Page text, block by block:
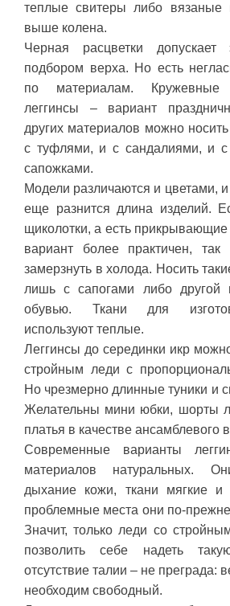
теплые свитеры либо вязаные
выше колена.
Черная расцветки допускает
подбором верха. Но есть
по материалам.
леггинсы – вариант
других материалов можно
с туфлями, и с сандалиями, и с
сапожками.
Модели различаются и цветами,
еще разнится длина изделий.
щиколотки, а есть прикрывающие
вариант более практичен, так
замерзнуть в холода. Носить
лишь с сапогами либо другой
обувью. Ткани для
используют теплые.
Леггинсы до серединки икр
стройным леди с
Но чрезмерно длинные туники и
Желательны мини юбки, шорты
платья в качестве ансамблевого
Современные варианты
материалов натуральных.
дыхание кожи, ткани мягкие
проблемные места они по-
Значит, только леди со
позволить себе надеть
отсутствие талии – не преграда:
необходим свободный.